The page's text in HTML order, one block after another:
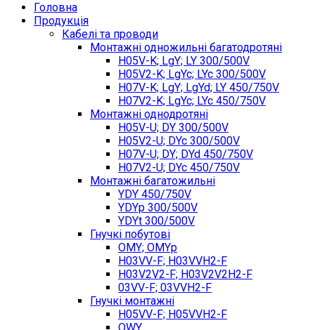
Головна
Продукція
Кабелі та проводи
Монтажні одножильні багатодротяні
H05V-K; LgY; LY 300/500V
H05V2-K; LgYc; LYc 300/500V
H07V-K; LgY; LgYd; LY 450/750V
H07V2-K; LgYc; LYc 450/750V
Монтажні однодротяні
H05V-U; DY 300/500V
H05V2-U; DYc 300/500V
H07V-U; DY; DYd 450/750V
H07V2-U; DYc 450/750V
Монтажні багатожильні
YDY 450/750V
YDYp 300/500V
YDYt 300/500V
Гнучкі побутові
OMY; OMYp
H03VV-F; H03VVH2-F
H03V2V2-F; H03V2V2H2-F
03VV-F; 03VVH2-F
Гнучкі монтажні
H05VV-F; H05VVH2-F